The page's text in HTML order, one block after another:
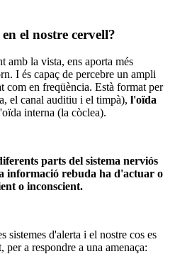
el nostre cervell?
amb la vista, ens aporta més
I és capaç de percebre un ampli
com en freqüència. Està format per
el canal auditiu i el timpà), l'oïda
interna (la còclea).
parts del sistema nerviós
informació rebuda ha d'actuar o
o inconscient.
sistemes d'alerta i el nostre cos es
per a respondre a una amenaça: